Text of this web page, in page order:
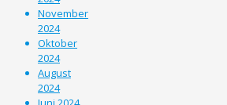
November
2024
Oktober
2024
August
2024